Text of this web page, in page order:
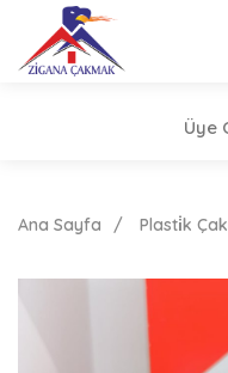
Üye
Ana Sayfa Plasti̇k